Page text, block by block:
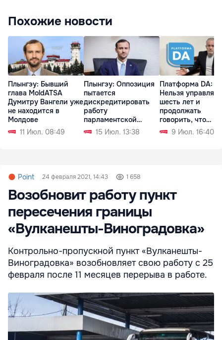
Похожие новости
Плынгэу: Бывший
глава MoldATSA
Думитру Вангели уже
не находится в
Молдове
11 Июл. 08:49
Плынгэу: Оппозиция
пытается
дискредитировать
работу
парламентской
комиссии
15 Июл. 13:38
Платформа DA:
Нельзя управлять
шесть лет и
продолжать
говорить, что
виноват
9 Июл. 16:40
Point 24 февраля 2021, 14:43 1 658
Возобновит работу пункт
пересечения границы
«Вулканешты-Виноградовка»
Контрольно-пропускной пункт «Вулканешты-
Виноградовка» возобновляет свою работу с 25
февраля после 11 месяцев перерыва в работе.